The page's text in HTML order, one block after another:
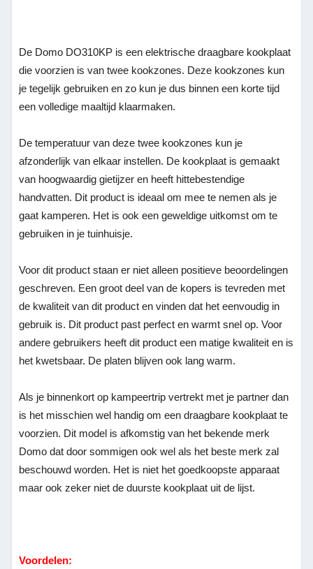
De Domo DO310KP is een elektrische draagbare kookplaat
die voorzien is van twee kookzones. Deze kookzones kun
je tegelijk gebruiken en zo kun je dus binnen een korte tijd
een volledige maaltijd klaarmaken.
De temperatuur van deze twee kookzones kun je
afzonderlijk van elkaar instellen. De kookplaat is gemaakt
van hoogwaardig gietijzer en heeft hittebestendige
handvatten. Dit product is ideaal om mee te nemen als je
gaat kamperen. Het is ook een geweldige uitkomst om te
gebruiken in je tuinhuisje.
Voor dit product staan er niet alleen positieve beoordelingen
geschreven. Een groot deel van de kopers is tevreden met
de kwaliteit van dit product en vinden dat het eenvoudig in
gebruik is. Dit product past perfect en warmt snel op. Voor
andere gebruikers heeft dit product een matige kwaliteit en is
het kwetsbaar. De platen blijven ook lang warm.
Als je binnenkort op kampeertrip vertrekt met je partner dan
is het misschien wel handig om een draagbare kookplaat te
voorzien. Dit model is afkomstig van het bekende merk
Domo dat door sommigen ook wel als het beste merk zal
beschouwd worden. Het is niet het goedkoopste apparaat
maar ook zeker niet de duurste kookplaat uit de lijst.
Voordelen: